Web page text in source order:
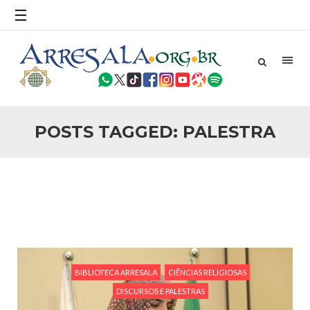
☰
POSTS TAGGED: PALESTRA
mês de Rajab, um mês de bênçãos e alegrias para os
muçulmanos. O Profeta Mohammad
3 DE JULHO DE 2014
Jogadores iranianos estarão em casa no
Brasil
O Centro Islâmico no Brasil e a Alimentos Halal Brasil estão
NOTÍCIAS
3 DE JULHO DE 2014
Islam na Copa do Mundo de 2014
Islâmico no Brasil, Sr. Nasseredin Khazraji, participou como
convidado da rede de TV Fox Sports da transmissão do
BIBLIOTECA ARRESALA CIÊNCIAS RELIGIOSAS
DISCURSOS E PALESTRAS